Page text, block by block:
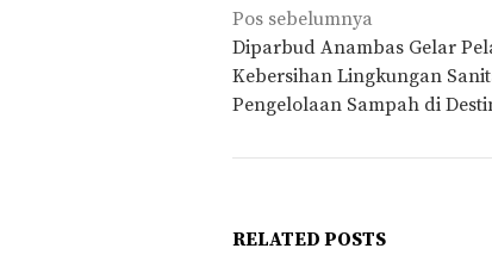
Navigasi
pos
Pos sebelumnya
Diparbud Anambas Gelar
Kebersihan Lingkungan
Pengelolaan Sampah di
RELATED POSTS